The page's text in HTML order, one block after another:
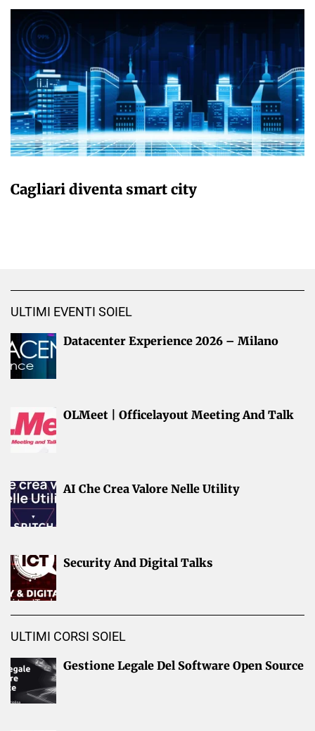
Cagliari diventa smart city
ULTIMI EVENTI SOIEL
Datacenter Experience 2026 – Milano
OLMeet | Officelayout Meeting And Talk
AI Che Crea Valore Nelle Utility
Security And Digital Talks
ULTIMI CORSI SOIEL
Gestione Legale Del Software Open Source